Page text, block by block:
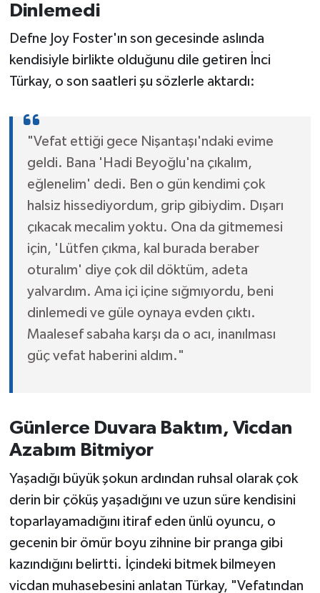
Dinlemedi
Defne Joy Foster'ın son gecesinde aslında
kendisiyle birlikte olduğunu dile getiren İnci
Türkay, o son saatleri şu sözlerle aktardı:
"Vefat ettiği gece Nişantaşı'ndaki evime
geldi. Bana 'Hadi Beyoğlu'na çıkalım,
eğlenelim' dedi. Ben o gün kendimi çok
halsiz hissediyordum, grip gibiydim. Dışarı
çıkacak mecalim yoktu. Ona da gitmemesi
için, 'Lütfen çıkma, kal burada beraber
oturalım' diye çok dil döktüm, adeta
yalvardım. Ama içi içine sığmıyordu, beni
dinlemedi ve güle oynaya evden çıktı.
Maalesef sabaha karşı da o acı, inanılması
güç vefat haberini aldım."
Günlerce Duvara Baktım, Vicdan
Azabım Bitmiyor
Yaşadığı büyük şokun ardından ruhsal olarak çok
derin bir çöküş yaşadığını ve uzun süre kendisini
toparlayamadığını itiraf eden ünlü oyuncu, o
gecenin bir ömür boyu zihnine bir pranga gibi
kazındığını belirtti. İçindeki bitmek bilmeyen
vicdan muhasebesini anlatan Türkay, "Vefatından